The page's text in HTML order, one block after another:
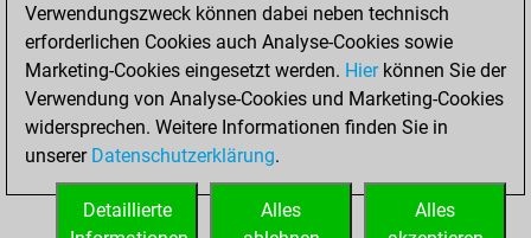
Mittwoch, Juni
24, 2026
You played 3
slow games
Play
You scored +3
=0 -0 in slow games
Verwendungszweck können dabei neben technisch
erforderlichen Cookies auch Analyse-Cookies sowie
Marketing-Cookies eingesetzt werden. Hierkönnen Sie der
Verwendung von Analyse-Cookies und Marketing-Cookies
widersprechen. Weitere Informationen finden Sie in
unserer Datenschutzerklärung.
Alles
Alles
Detaillierte